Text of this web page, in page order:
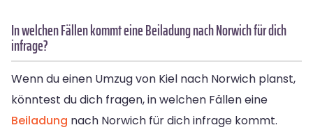
In welchen Fällen kommt eine Beiladung nach Norwich für dich
infrage?
Wenn du einen Umzug von Kiel nach Norwich planst,
könntest du dich fragen, in welchen Fällen eine
Beiladung nach Norwich für dich infrage kommt.